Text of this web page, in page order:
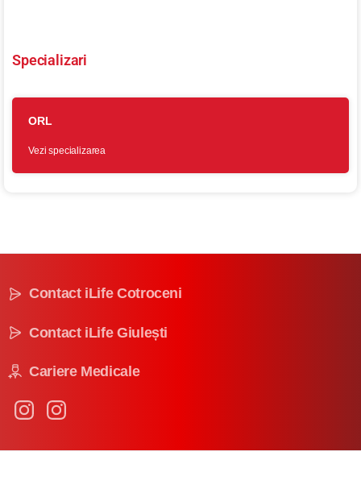
Specializari
ORL
Vezi specializarea
Contact iLife Cotroceni
Contact iLife Giulești
Cariere Medicale